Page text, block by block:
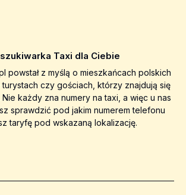
Taxi dla Ciebie
powstał z myślą o mieszkańcach polskich
turystach czy gościach, którzy znajdują się
Nie każdy zna numery na taxi, a więc u nas
sprawdzić pod jakim numerem telefonu
taryfę pod wskazaną lokalizację.